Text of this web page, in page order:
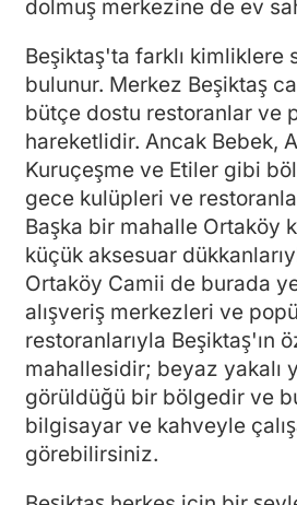
dolmuş merkezine de ev
Beşiktaş'ta farklı kimliklere
bulunur. Merkez Beşiktaş
bütçe dostu restoranlar ve
hareketlidir. Ancak Bebek,
Kuruçeşme ve Etiler gibi
gece kulüpleri ve
Başka bir mahalle Ortaköy
küçük aksesuar
Ortaköy Camii de burada
alışveriş merkezleri ve
restoranlarıyla Beşiktaş'ın
mahallesidir; beyaz yakalı
görüldüğü bir bölgedir ve
bilgisayar ve kahveyle
görebilirsiniz.